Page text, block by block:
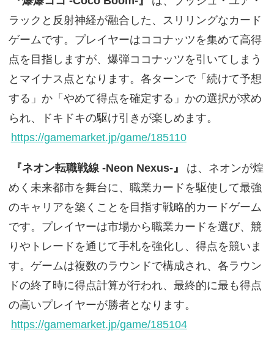
ラックと反射神経が融合した、スリリングなカード
ゲームです。プレイヤーはココナッツを集めて高得
点を目指しますが、爆弾ココナッツを引いてしまう
とマイナス点となります。各ターンで「続けて予想
する」か「やめて得点を確定する」かの選択が求め
られ、ドキドキの駆け引きが楽しめます。
https://gamemarket.jp/game/185110
『ネオン転職戦線 -Neon Nexus-』
は、ネオンが煌
めく未来都市を舞台に、職業カードを駆使して最強
のキャリアを築くことを目指す戦略的カードゲーム
です。プレイヤーは市場から職業カードを選び、競
りやトレードを通じて手札を強化し、得点を競いま
す。ゲームは複数のラウンドで構成され、各ラウン
ドの終了時に得点計算が行われ、最終的に最も得点
の高いプレイヤーが勝者となります。
https://gamemarket.jp/game/185104